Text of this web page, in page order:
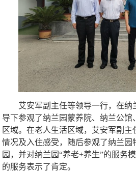
艾安军副主任等领导一行，在纳
导下参观了纳兰园蒙养院、纳兰公
区域。在老人生活区域，艾安军副
情况及入住感受，随后参观了纳兰
园，并对纳兰园“养老+养生”的服务
的服务表示了肯定。